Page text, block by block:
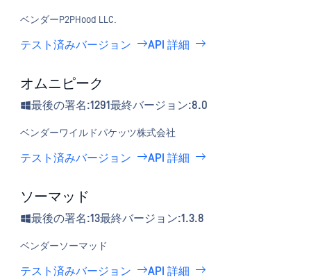
ベンダーP2PHood LLC.
テスト済みバージョン API 詳細
オムニピーク
最後の署名:1291最終バージョン:8.0
ベンダーワイルドパケッツ株式会社
テスト済みバージョン API 詳細
ソーマッド
最後の署名:13最終バージョン:1.3.8
ベンダーソーマッド
テスト済みバージョン API 詳細